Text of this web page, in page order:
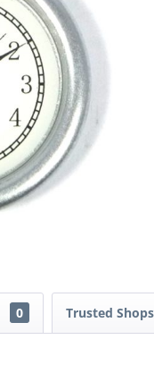
0 Trusted